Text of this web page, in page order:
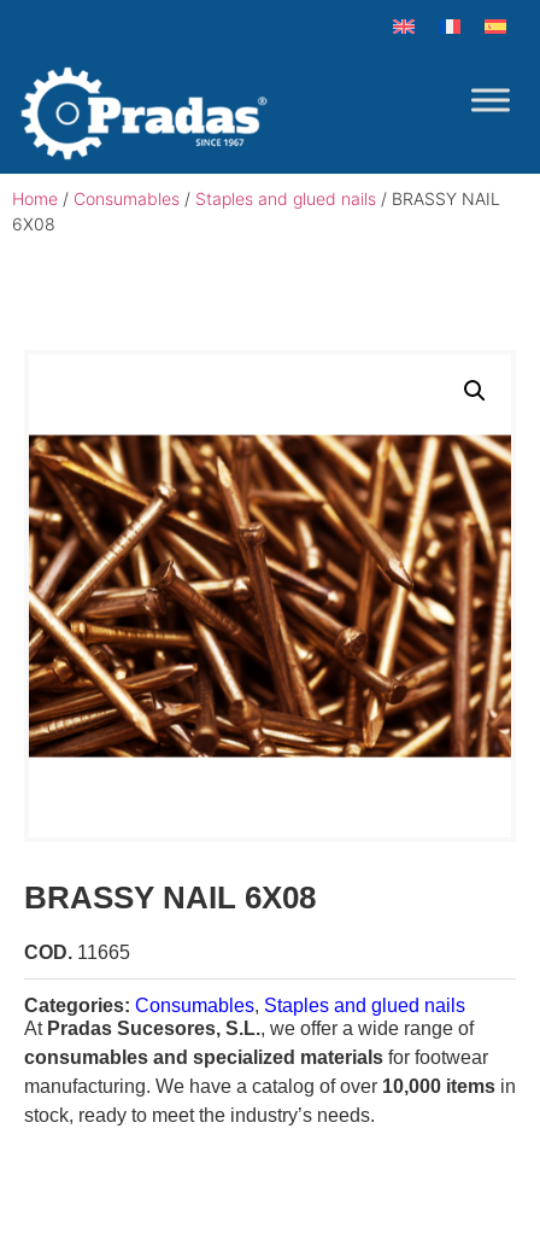
Home / Consumables / Staples and glued nails / BRASSY NAIL
6X08
BRASSY NAIL 6X08
COD. 11665
Categories: Consumables, Staples and glued nails
At Pradas Sucesores, S.L., we offer a wide range of
consumables and specialized materials for footwear
manufacturing. We have a catalog of over 10,000 items in
stock, ready to meet the industry’s needs.